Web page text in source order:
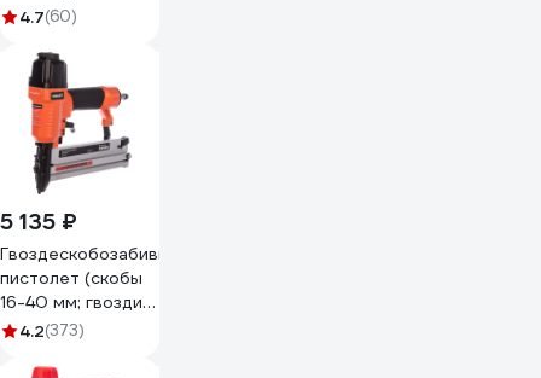
пневматического
мл (канистра) FILL
INN 071316
4.7(60)
5 135 ₽
Гвоздескобозабивной
пистолет (скобы
16-40 мм; гвозди
15-50 мм) Gigant
4.2(373)